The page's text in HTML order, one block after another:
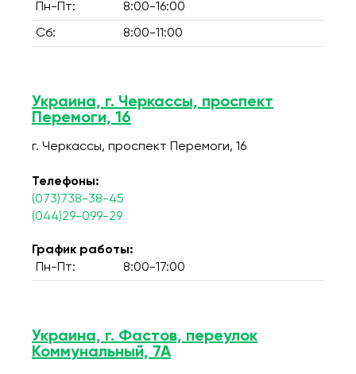
Пн-Пт:
8:00-16:00
Сб: 8:00-11:00
Украина, г. Черкассы, проспект
Перемоги, 16
г. Черкассы, проспект Перемоги, 16
Телефоны:
(073)738-38-45
(044)29-099-29
График работы:
Пн-Пт:
8:00-17:00
Украина, г. Фастов, переулок
Коммунальный, 7А